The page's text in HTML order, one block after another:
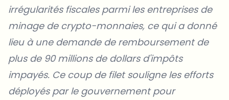
irrégularités fiscales parmi les entreprises de
minage de crypto-monnaies, ce qui a donné
lieu à une demande de remboursement de
plus de 90 millions de dollars d'impôts
impayés. Ce coup de filet souligne les efforts
déployés par le gouvernement pour